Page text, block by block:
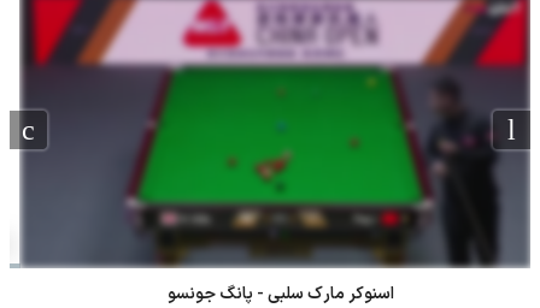
اسنوکر کایرن ویلسون - آرون هیل